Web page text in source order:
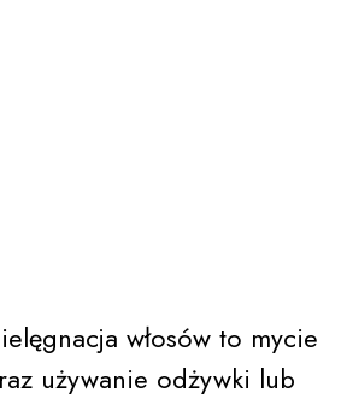
włosów to mycie
używanie odżywki lub